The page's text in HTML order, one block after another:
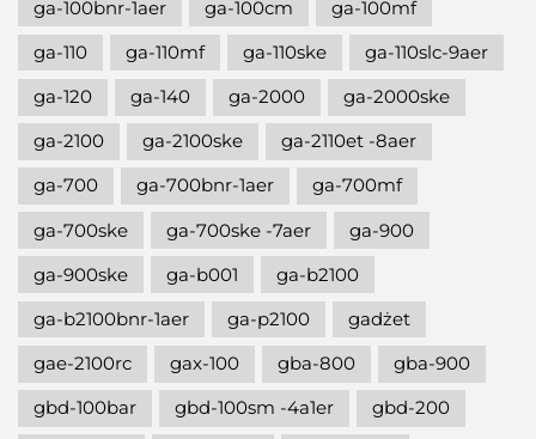
ga-100bnr-1aer ga-100cm
ga-100mf
ga-110
ga-110mf ga-110ske
ga-110slc-9aer
ga-120
ga-140 ga-2000
ga-2000ske
ga-2100
ga-2100ske
ga-2110et -8aer
ga-700
ga-700bnr-1aer
ga-700mf
ga-700ske
ga-700ske -7aer
ga-900
ga-900ske
ga-b001
ga-b2100
ga-b2100bnr-1aer
ga-p2100
gadżet
gae-2100rc
gax-100 gba-800
gba-900
gbd-100bar
gbd-100sm -4a1er
gbd-200